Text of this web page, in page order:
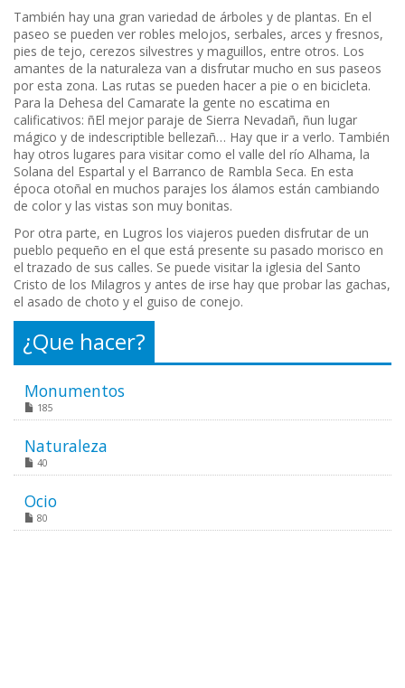
También hay una gran variedad de árboles y de plantas. En el
paseo se pueden ver robles melojos, serbales, arces y fresnos,
pies de tejo, cerezos silvestres y maguillos, entre otros. Los
amantes de la naturaleza van a disfrutar mucho en sus paseos
por esta zona. Las rutas se pueden hacer a pie o en bicicleta.
Para la Dehesa del Camarate la gente no escatima en
calificativos: ñEl mejor paraje de Sierra Nevadañ, ñun lugar
mágico y de indescriptible bellezañ… Hay que ir a verlo. También
hay otros lugares para visitar como el valle del río Alhama, la
Solana del Espartal y el Barranco de Rambla Seca. En esta
época otoñal en muchos parajes los álamos están cambiando
de color y las vistas son muy bonitas.
Por otra parte, en Lugros los viajeros pueden disfrutar de un
pueblo pequeño en el que está presente su pasado morisco en
el trazado de sus calles. Se puede visitar la iglesia del Santo
Cristo de los Milagros y antes de irse hay que probar las gachas,
el asado de choto y el guiso de conejo.
¿Que hacer?
Monumentos
185
Naturaleza
40
Ocio
80